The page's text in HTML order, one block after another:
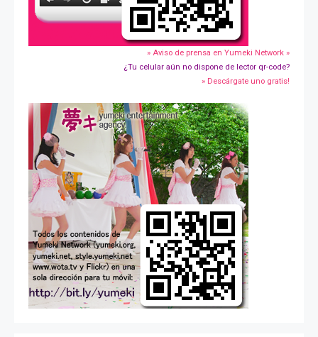
» Aviso de prensa en Yumeki Network »
¿Tu celular aún no dispone de lector qr-code?
» Descárgate uno gratis!